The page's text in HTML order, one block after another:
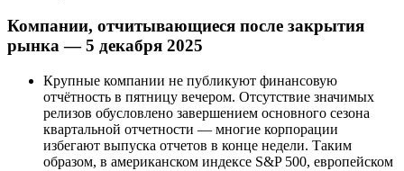
Компании, отчитывающиеся после закрытия
рынка — 5 декабря 2025
Крупные компании не публикуют финансовую
отчётность в пятницу вечером. Отсутствие значимых
релизов обусловлено завершением основного сезона
квартальной отчетности — многие корпорации
избегают выпуска отчетов в конце недели. Таким
образом, в американском индексе S&P 500, европейском